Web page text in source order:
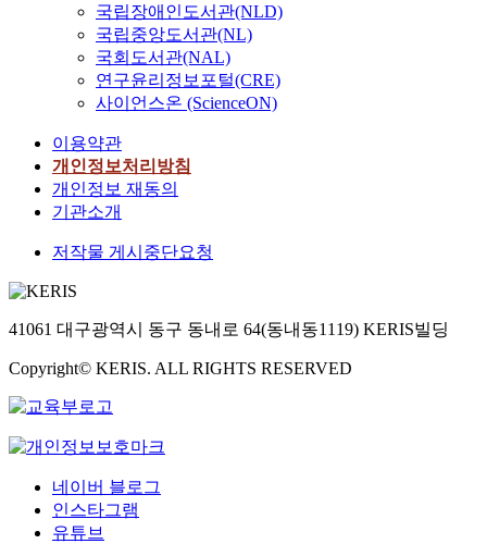
국립장애인도서관(NLD)
국립중앙도서관(NL)
국회도서관(NAL)
연구윤리정보포털(CRE)
사이언스온 (ScienceON)
이용약관
개인정보처리방침
개인정보 재동의
기관소개
저작물 게시중단요청
41061 대구광역시 동구 동내로 64(동내동1119) KERIS빌딩
Copyright© KERIS. ALL RIGHTS RESERVED
네이버 블로그
인스타그램
유튜브